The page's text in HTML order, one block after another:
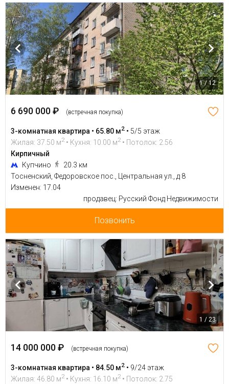
1 / 12
6 690 000 ₽ (встречная покупка)
3-комнатная квартира • 65.80 м2 • 5/5 этаж
Жилая: 37.50 м2 • Кухня: 10.00 м2 • Потолок: 2.56
Кирпичный
Купчино
20.3 км
Тосненский, Федоровское пос., Центральная ул., д 8
Изменен: 17.04
продавец: Русский Фонд Недвижимости
Позвонить
1 / 23
14 000 000 ₽ (встречная покупка)
3-комнатная квартира • 84.50 м2 • 9/24 этаж
Жилая: 46.80 м2 • Кухня: 16.10 м2 • Потолок: 2.75